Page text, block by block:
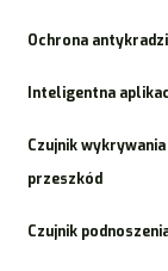
Ochrona
Inteligentna
Czujnik wykrywania
przeszkód
Czujnik